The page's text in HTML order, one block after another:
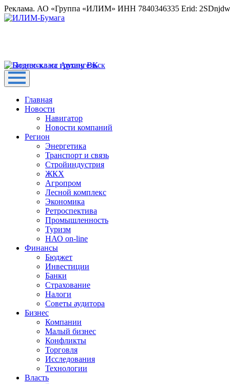
Реклама. АО «Группа «ИЛИМ» ИНН 7840346335 Erid:
Главная
Новости
Навигатор
Новости компаний
Регион
Энергетика
Транспорт и связь
Стройиндустрия
ЖКХ
Агропром
Лесной комплекс
Экономика
Ретроспектива
Промышленность
Туризм
НАО on-line
Финансы
Бюджет
Инвестиции
Банки
Страхование
Налоги
Советы аудитора
Бизнес
Компании
Малый бизнес
Конфликты
Торговля
Исследования
Технологии
Власть